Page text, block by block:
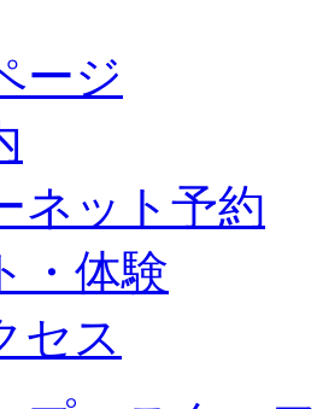
ージ
ネット予約
・体験
セス